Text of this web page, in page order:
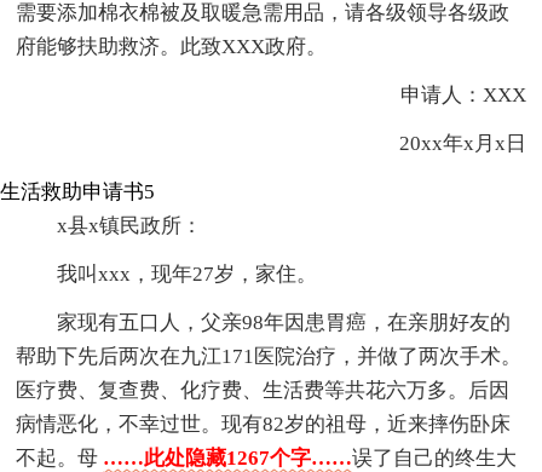
需要添加棉衣棉被及取暖急需用品，请各级领导各级政
府能够扶助救济。此致XXX政府。
申请人：XXX
20xx年x月x日
生活救助申请书5
x县x镇民政所：
我叫xxx，现年27岁，家住。
家现有五口人，父亲98年因患胃癌，在亲朋好友的
帮助下先后两次在九江171医院治疗，并做了两次手术。
医疗费、复查费、化疗费、生活费等共花六万多。后因
病情恶化，不幸过世。现有82岁的祖母，近来摔伤卧床
不起。母 ……此处隐藏1267个字……误了自己的终生大